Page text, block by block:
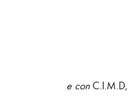
e conC.I.M.D,